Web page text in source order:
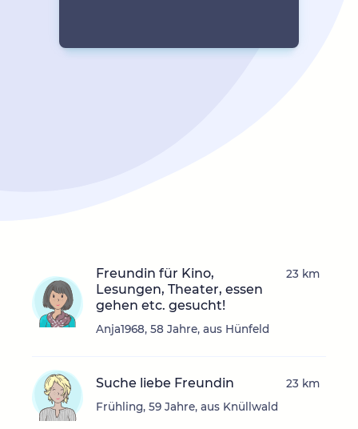
Freundin für Kino,
Lesungen, Theater, essen
gehen etc. gesucht!
Anja1968, 58 Jahre, aus Hünfeld
23 km
Suche liebe Freundin
Frühling, 59 Jahre, aus Knüllwald
23 km